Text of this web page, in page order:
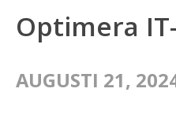
Optimera
AUGUSTI 21,